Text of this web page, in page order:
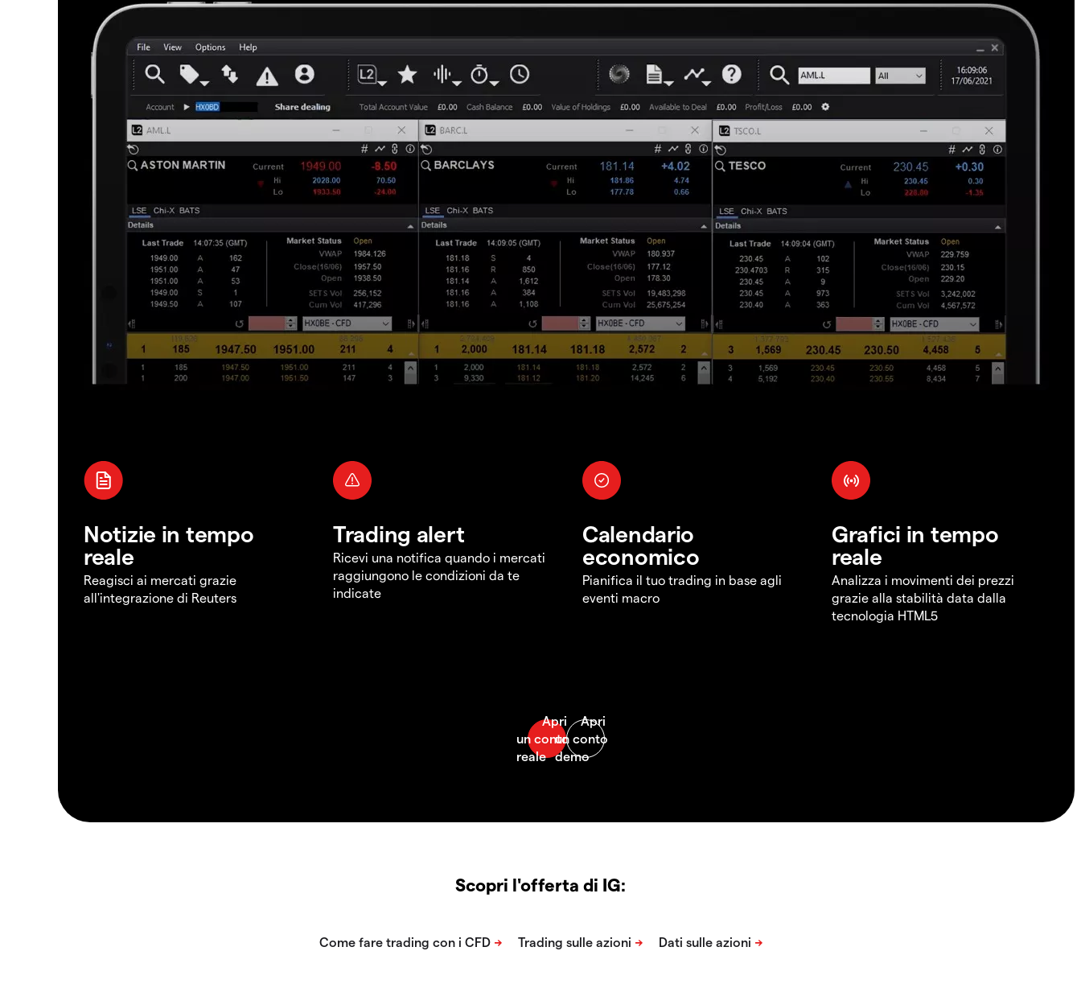
Notizie in tempo
reale
Reagisci ai mercati grazie
all'integrazione di Reuters
Trading alert
Ricevi una notifica quando i mercati
raggiungono le condizioni da te
indicate
Calendario
economico
Pianifica il tuo trading in base agli
eventi macro
Grafici in tempo
reale
Analizza i movimenti dei prezzi
grazie alla stabilità data dalla
tecnologia HTML5
Scopri l'offerta di IG: